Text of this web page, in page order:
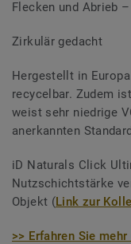
Flecken und Abrieb
Zirkulär gedacht
Hergestellt in
recycelbar. Zudem
weist sehr niedrige
anerkannten
iD Naturals Click
Nutzschichtstärke
Objekt (Link zur
>> Erfahren Sie